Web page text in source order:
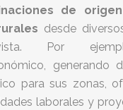
de
desde
Por
generando
para sus zonas,
laborales y